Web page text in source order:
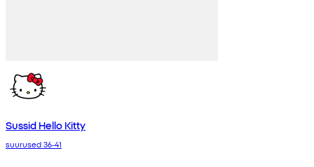
Sussid Hello Kitty
suurused 36-41